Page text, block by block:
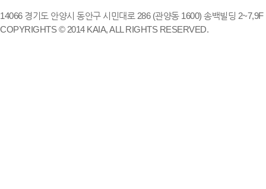
14066 경기도 안양시 동안구 시민대로 286 (관양동 1600) 송백빌딩
COPYRIGHTS © 2014 KAIA, ALL RIGHTS RESERVED.